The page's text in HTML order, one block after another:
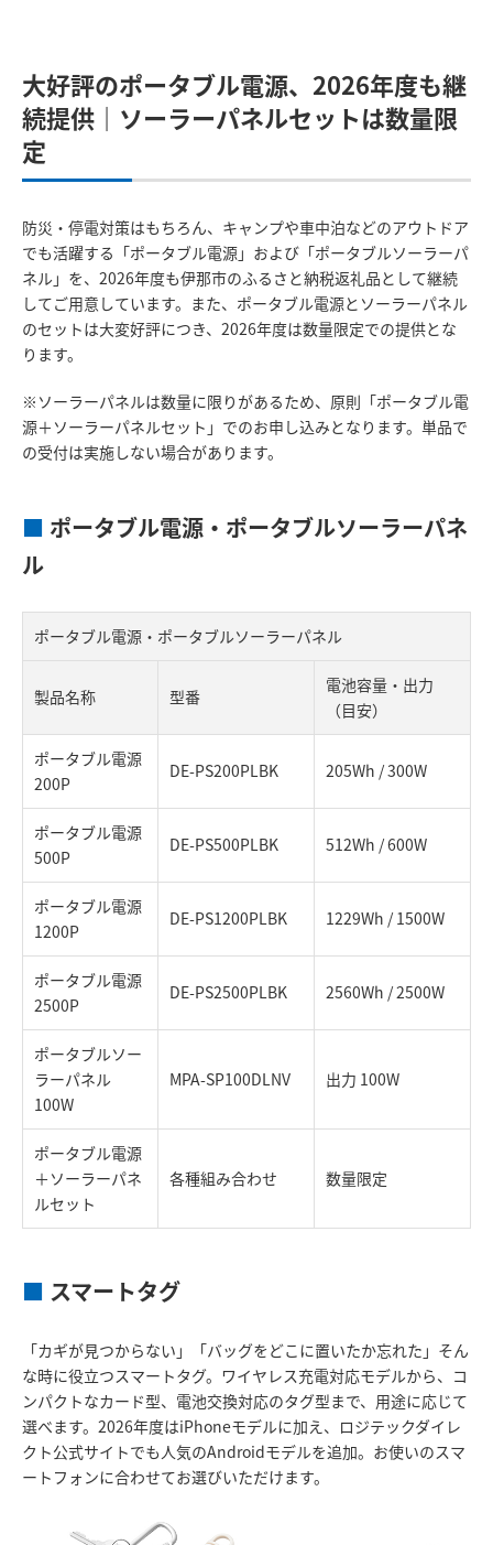
大好評のポータブル電源、2026年度も継
続提供｜ソーラーパネルセットは数量限
定
防災・停電対策はもちろん、キャンプや車中泊などのアウトドア
でも活躍する「ポータブル電源」および「ポータブルソーラーパ
ネル」を、2026年度も伊那市のふるさと納税返礼品として継続
してご用意しています。また、ポータブル電源とソーラーパネル
のセットは大変好評につき、2026年度は数量限定での提供とな
ります。
※ソーラーパネルは数量に限りがあるため、原則「ポータブル電
源＋ソーラーパネルセット」でのお申し込みとなります。単品で
の受付は実施しない場合があります。
■ ポータブル電源・ポータブルソーラーパネ
ル
ポータブル電源・ポータブルソーラーパネル
製品名称 型番
電池容量・出力
（目安）
ポータブル電源
200P
DE-PS200PLBK 205Wh / 300W
ポータブル電源
500P
DE-PS500PLBK 512Wh / 600W
ポータブル電源
1200P
DE-PS1200PLBK 1229Wh / 1500W
ポータブル電源
2500P
DE-PS2500PLBK 2560Wh / 2500W
ポータブルソー
ラーパネル
100W
MPA-SP100DLNV 出力 100W
ポータブル電源
＋ソーラーパネ
ルセット
各種組み合わせ 数量限定
■ スマートタグ
「カギが見つからない」「バッグをどこに置いたか忘れた」そん
な時に役立つスマートタグ。ワイヤレス充電対応モデルから、コ
ンパクトなカード型、電池交換対応のタグ型まで、用途に応じて
選べます。2026年度はiPhoneモデルに加え、ロジテックダイレ
クト公式サイトでも人気のAndroidモデルを追加。お使いのスマ
ートフォンに合わせてお選びいただけます。